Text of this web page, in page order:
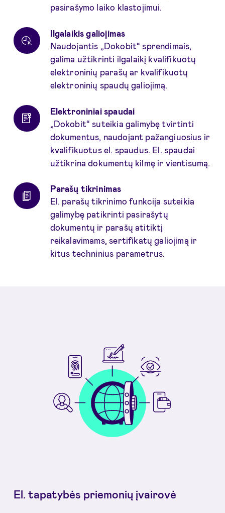
pasirašymo laiko klastojimui.
Ilgalaikis galiojimas
Naudojantis „Dokobit“ sprendimais,
galima užtikrinti ilgalaikį kvalifikuotų
elektroninių parašų ar kvalifikuotų
elektroninių spaudų galiojimą.
Elektroniniai spaudai
„Dokobit“ suteikia galimybę tvirtinti
dokumentus, naudojant pažangiuosius ir
kvalifikuotus el. spaudus. El. spaudai
užtikrina dokumentų kilmę ir vientisumą.
Parašų tikrinimas
El. parašų tikrinimo funkcija suteikia
galimybę patikrinti pasirašytų
dokumentų ir parašų atitiktį
reikalavimams, sertifikatų galiojimą ir
kitus techninius parametrus.
El. tapatybės priemonių įvairovė